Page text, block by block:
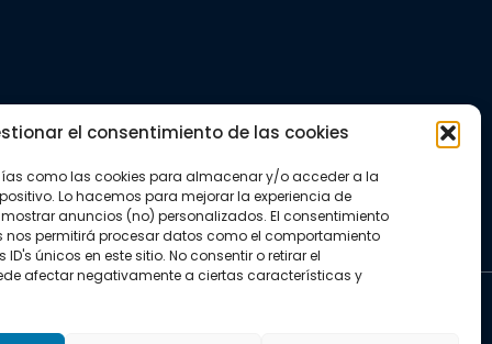
el consentimiento de las cookies
como las cookies para almacenar y/o acceder a la
Lo hacemos para mejorar la experiencia de
anuncios (no) personalizados. El consentimiento
permitirá procesar datos como el comportamiento
únicos en este sitio. No consentir o retirar el
afectar negativamente a ciertas características y